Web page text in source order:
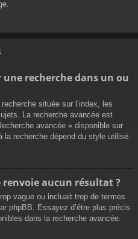
recherche dans un ou
située sur l’index, les
La recherche avancée est
avancée » disponible sur
la recherche dépend du style utilisé.
aucun résultat ?
vague ou incluait trop de termes
phpBB. Essayez d’être plus précis
dans la recherche avancée.